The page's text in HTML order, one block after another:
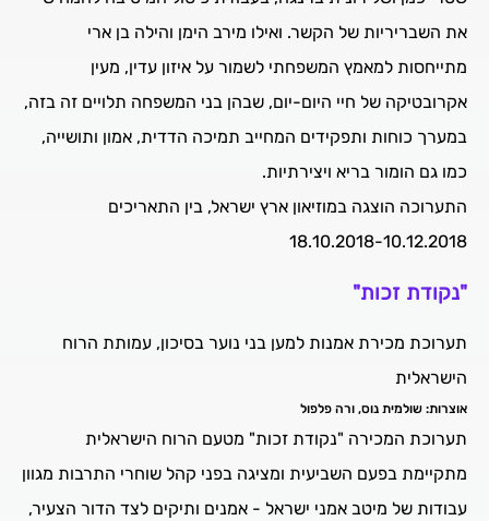
את השבריריות של הקשר. ואילו מירב הימן והילה בן ארי
מתייחסות למאמץ המשפחתי לשמור על איזון עדין, מעין
אקרובטיקה של חיי היום-יום, שבהן בני המשפחה תלויים זה בזה,
במערך כוחות ותפקידים המחייב תמיכה הדדית, אמון ותושייה,
כמו גם הומור בריא ויצירתיות.
התערוכה הוצגה במוזיאון ארץ ישראל, בין התאריכים
18.10.2018-10.12.2018
"נקודת זכות"
תערוכת מכירת אמנות למען בני נוער בסיכון, עמותת הרוח
הישראלית
אוצרות: שולמית נוס, ורה פלפול
תערוכת המכירה "נקודת זכות" מטעם הרוח הישראלית
מתקיימת בפעם השביעית ומציגה בפני קהל שוחרי התרבות מגוון
עבודות של מיטב אמני ישראל - אמנים ותיקים לצד הדור הצעיר,